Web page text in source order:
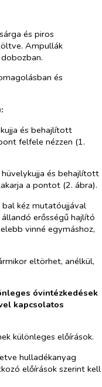
és piros
Ampullák
és
és behajlított
felfele nézzen (1.
és behajlított
a pontot (2. ábra).
kéz mutatóujjával
erősségű hajlító
vinné egymáshoz,
eltörhet, anélkül,
óvintézkedések
kapcsolatos
különleges előírások.
hulladékanyag
előírások szerint kell